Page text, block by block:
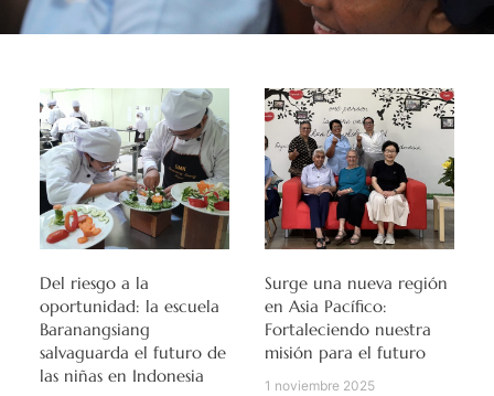
Del riesgo a la
oportunidad: la escuela
Baranangsiang
salvaguarda el futuro de
las niñas en Indonesia
Surge una nueva región
en Asia Pacífico:
Fortaleciendo nuestra
misión para el futuro
1 noviembre 2025